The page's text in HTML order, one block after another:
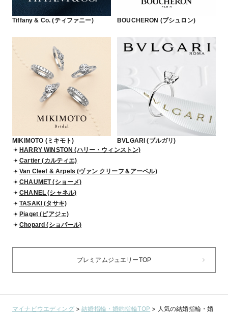
Tiffany & Co. (ティファニー) BOUCHERON (ブシュロン)
MIKIMOTO (ミキモト)
BVLGARI (ブルガリ)
HARRY WINSTON (ハリー・ウィンストン)
Cartier (カルティエ)
Van Cleef & Arpels (ヴァン クリーフ＆アーペル)
CHAUMET (ショーメ)
CHANEL (シャネル)
TASAKI (タサキ)
Piaget (ピアジェ)
Chopard (ショパール)
プレミアムジュエリーTOP
マイナビウエディング>結婚指輪・婚約指輪TOP > 人気の結婚指輪・婚